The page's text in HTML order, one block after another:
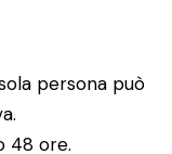
persona può
48 ore.